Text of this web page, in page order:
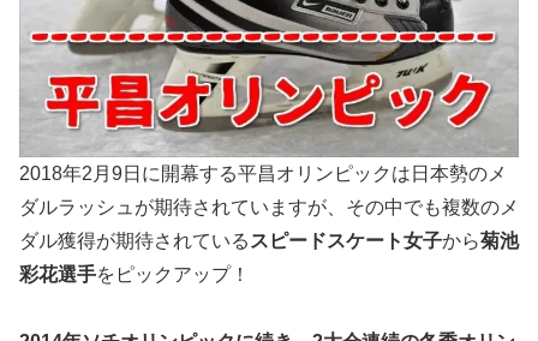
2018年2月9日に開幕する平昌オリンピックは日本勢のメ
ダルラッシュが期待されていますが、その中でも複数のメ
ダル獲得が期待されている スピードスケート女子から菊池
彩花選手をピックアップ！